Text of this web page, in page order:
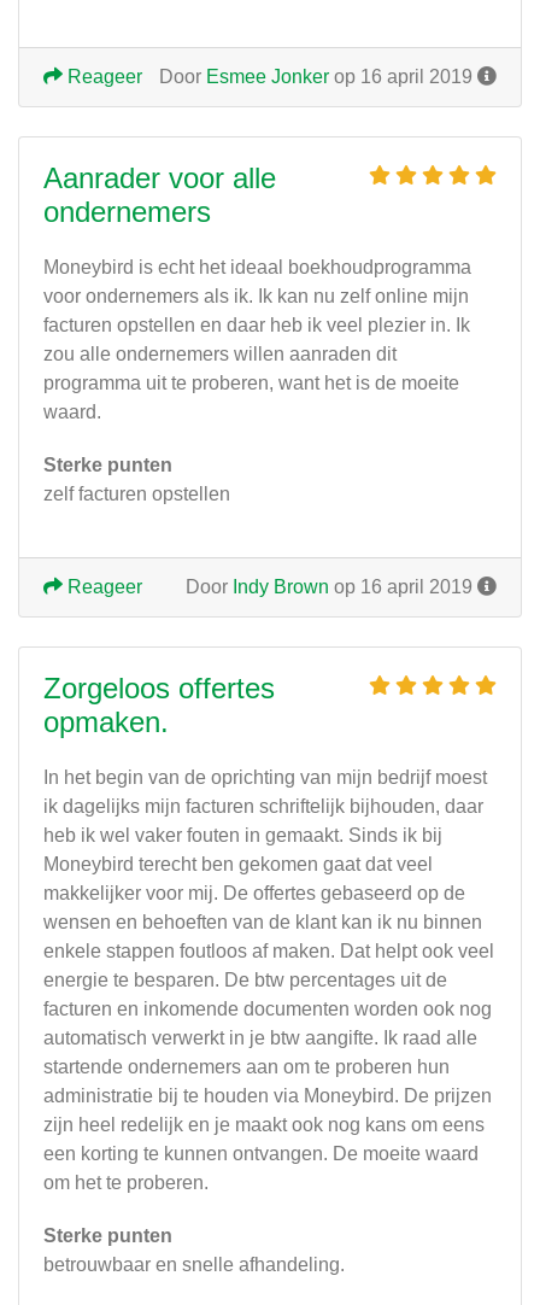
Door Esmee Jonker op 16 april 2019
Reageer
Aanrader voor alle
ondernemers
Moneybird is echt het ideaal boekhoudprogramma
voor ondernemers als ik. Ik kan nu zelf online mijn
facturen opstellen en daar heb ik veel plezier in. Ik
zou alle ondernemers willen aanraden dit
programma uit te proberen, want het is de moeite
waard.
Sterke punten
zelf facturen opstellen
Door Indy Brown op 16 april 2019
Reageer
Zorgeloos offertes
opmaken.
In het begin van de oprichting van mijn bedrijf moest
ik dagelijks mijn facturen schriftelijk bijhouden, daar
heb ik wel vaker fouten in gemaakt. Sinds ik bij
Moneybird terecht ben gekomen gaat dat veel
makkelijker voor mij. De offertes gebaseerd op de
wensen en behoeften van de klant kan ik nu binnen
enkele stappen foutloos af maken. Dat helpt ook veel
energie te besparen. De btw percentages uit de
facturen en inkomende documenten worden ook nog
automatisch verwerkt in je btw aangifte. Ik raad alle
startende ondernemers aan om te proberen hun
administratie bij te houden via Moneybird. De prijzen
zijn heel redelijk en je maakt ook nog kans om eens
een korting te kunnen ontvangen. De moeite waard
om het te proberen.
Sterke punten
betrouwbaar en snelle afhandeling.